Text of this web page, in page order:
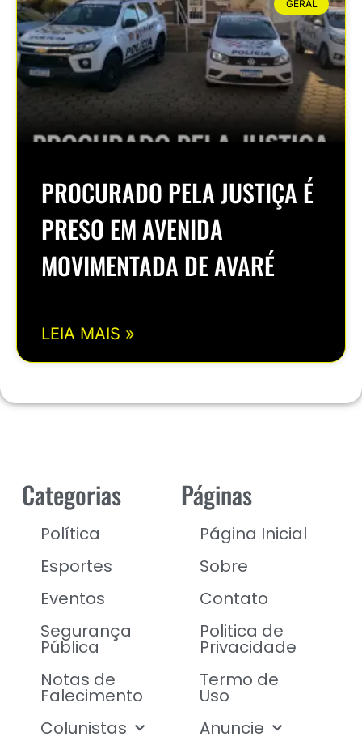
GERAL
PROCURADO PELA JUSTIÇA É
PRESO EM AVENIDA
MOVIMENTADA DE AVARÉ
LEIA MAIS »
Categorias
Política
Esportes
Eventos
Segurança
Pública
Notas de
Falecimento
Colunistas
Páginas
Página Inicial
Sobre
Contato
Politica de
Privacidade
Termo de
Uso
Anuncie